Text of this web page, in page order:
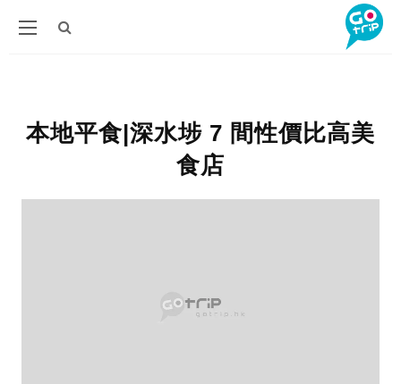
本地平食|深水埗 7 間性價比高美
食店